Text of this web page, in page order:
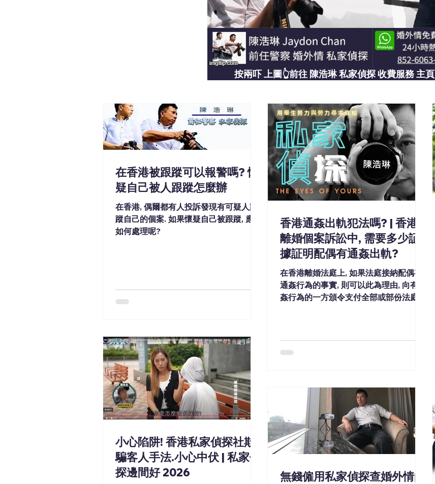
按兩吓 上圖👆前往 ​陳浩琳 私家偵探 收費服務 主頁
在香港被跟蹤可以報警嗎? 懷
疑自己被人跟蹤怎麼辦
在香港, 偶爾都有人投訴發現有可疑人跟
蹤自己的個案. 如果懷疑自己被跟蹤, 應認
如何處理呢?
香港通姦出軌犯法嗎? | 香港
離婚個案訴訟中, 需要多少証
據証明配偶有通姦出軌?
在香港離婚法庭上, 如果法庭接納配偶有
通姦行為的事實, 則可以此為理由, 向有通
姦行為的一方頒令支付全部或部份法庭及
小心陷阱! 香港私家偵探社欺
騙客人手法.小心中伏 | 私家偵
探邊間好 2026
無錢僱用私家偵探查婚外情的